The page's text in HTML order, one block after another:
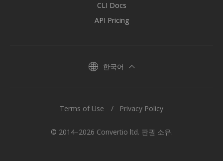
CLI Docs
API Pricing
한국어
© 2014–2026 Convertio ltd. 판권 소유.
Terms of Use Privacy Policy